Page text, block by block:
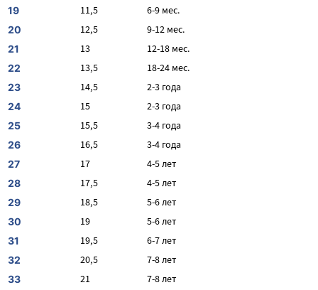
19 11,5 6-9 мес.
20 12,5 9-12 мес.
21 13 12-18 мес.
22 13,5 18-24 мес.
23 14,5 2-3 года
24 15 2-3 года
25 15,5 3-4 года
26 16,5 3-4 года
27 17 4-5 лет
28 17,5 4-5 лет
29 18,5 5-6 лет
30 19 5-6 лет
31 19,5 6-7 лет
32 20,5 7-8 лет
33 21 7-8 лет